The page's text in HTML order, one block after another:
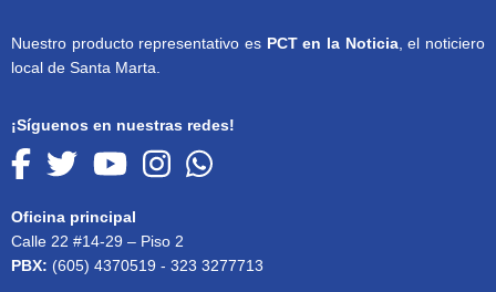
Nuestro producto representativo es PCT en la Noticia, el noticiero
local de Santa Marta.
¡Síguenos en nuestras redes!
Oficina principal
Calle 22 #14-29 – Piso 2
PBX: (605) 4370519 - 323 3277713